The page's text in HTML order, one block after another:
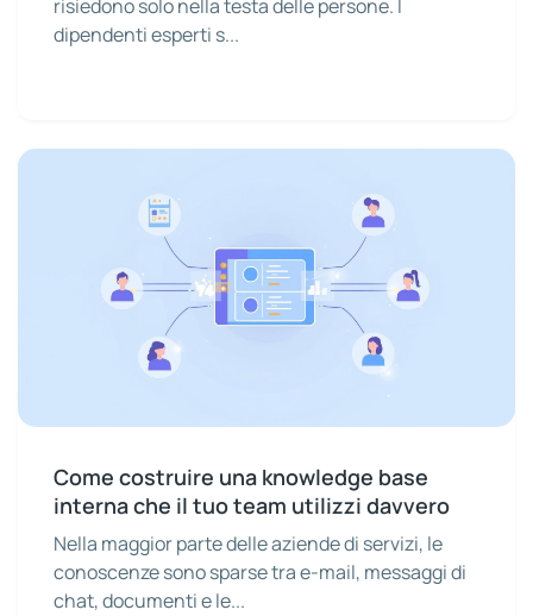
risiedono solo nella testa delle persone. I
dipendenti esperti s...
Come costruire una knowledge base
interna che il tuo team utilizzi davvero
Nella maggior parte delle aziende di servizi, le
conoscenze sono sparse tra e-mail, messaggi di
chat, documenti e le...